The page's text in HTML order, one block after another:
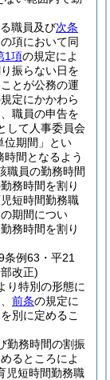
職員及び次条
項において同
1項の規定によ
振らない日を
とが公務の運
定にかかわら
職員の申告を
して人事委員会
位期間」とい
時間となるよう
職員の勤務時間
務時間を割り
短時間勤務職
期間につい
務時間を割り
例63・平21
改正)
り特別の形態に
前条の規定に
別に定めるこ
勤務時間の割振
るところによ
児短時間勤務職